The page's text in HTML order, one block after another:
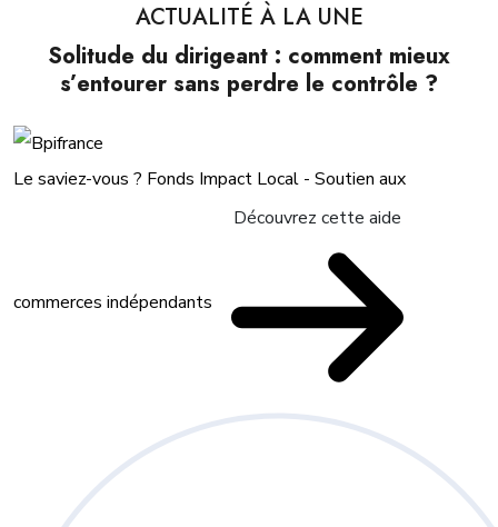
ACTUALITÉ À LA UNE
Solitude du dirigeant : comment mieux
s’entourer sans perdre le contrôle ?
Le saviez-vous ? Fonds Impact Local - Soutien aux
commerces indépendants
Découvrez cette aide